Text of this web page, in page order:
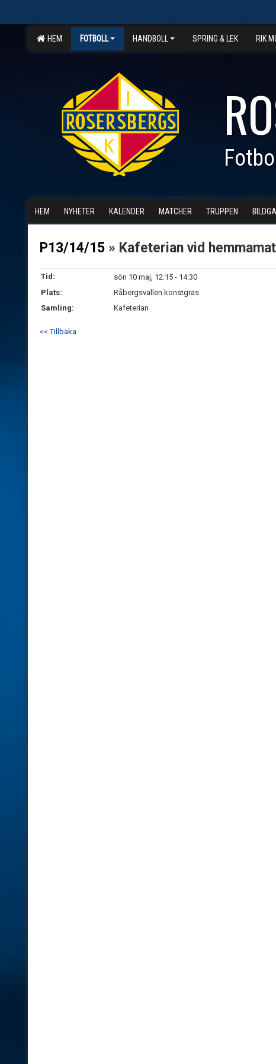
HEM FOTBOLL HANDBOLL SPRING & LEK RIK
HEM NYHETER KALENDER MATCHER TRUPPEN
P13/14/15 » Kafeterian vid
Tid:
sön 10 maj, 12:15 - 14:30
Plats:
Råbergsvallen konstgräs
Samling:
Kafeterian
<< Tillbaka